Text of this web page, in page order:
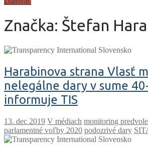
Značka: Štefan
Harabinova strana Vlasť
nelegálne dary v sume
informuje TIS
V médiach monitoring
parlamentné voľby 2020 podozrivé dary